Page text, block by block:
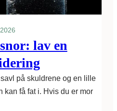
lav en
på skuldrene og en lille
kan få fat i. Hvis du er mor